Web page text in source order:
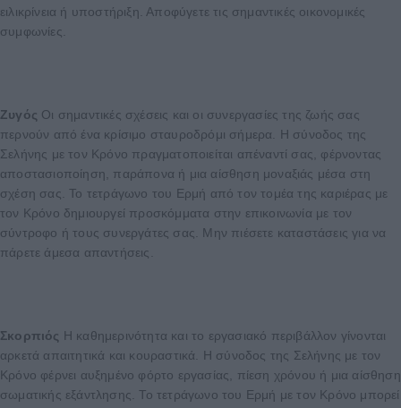
ειλικρίνεια ή υποστήριξη. Αποφύγετε τις σημαντικές οικονομικές
συμφωνίες.
Ζυγός Οι σημαντικές σχέσεις και οι συνεργασίες της ζωής σας
περνούν από ένα κρίσιμο σταυροδρόμι σήμερα. Η σύνοδος της
Σελήνης με τον Κρόνο πραγματοποιείται απέναντί σας, φέρνοντας
αποστασιοποίηση, παράπονα ή μια αίσθηση μοναξιάς μέσα στη
σχέση σας. Το τετράγωνο του Ερμή από τον τομέα της καριέρας με
τον Κρόνο δημιουργεί προσκόμματα στην επικοινωνία με τον
σύντροφο ή τους συνεργάτες σας. Μην πιέσετε καταστάσεις για να
πάρετε άμεσα απαντήσεις.
Σκορπιός Η καθημερινότητα και το εργασιακό περιβάλλον γίνονται
αρκετά απαιτητικά και κουραστικά. Η σύνοδος της Σελήνης με τον
Κρόνο φέρνει αυξημένο φόρτο εργασίας, πίεση χρόνου ή μια αίσθηση
σωματικής εξάντλησης. Το τετράγωνο του Ερμή με τον Κρόνο μπορεί